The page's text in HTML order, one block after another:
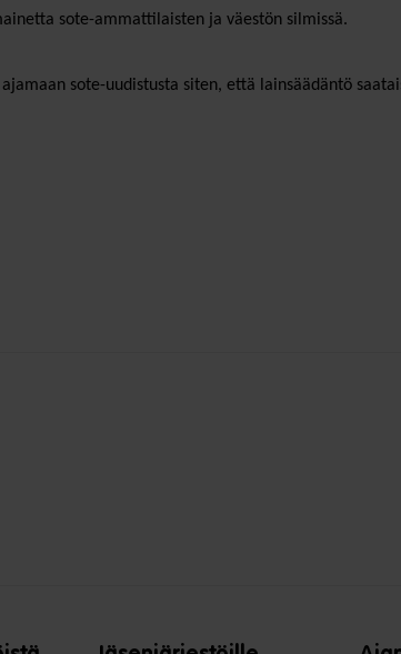
sote-ammattilaisten ja väestön silmissä.
sote-uudistusta siten, että lainsäädäntö